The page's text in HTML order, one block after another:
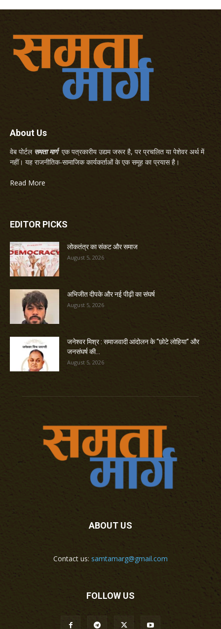
About Us
वेब पोर्टल समता मार्गएक पत्रकारीय उद्यम जरूर है, पर प्रचलित या पेशेवर अर्थ में
नहीं। यह राजनीतिक-सामाजिक कार्यकर्ताओं के एक समूह का प्रयास है।
Read More
EDITOR PICKS
लोकतंत्र का संकट और समाज
August 5, 2026
अभिजीत दीपके और नई पीढ़ी का संघर्ष
August 5, 2026
जनेश्वर मिश्र : समाजवादी आंदोलन के “छोटे लोहिया” और
जनसंघर्ष की...
August 5, 2026
ABOUT US
Contact us: samtamarg@gmail.com
FOLLOW US